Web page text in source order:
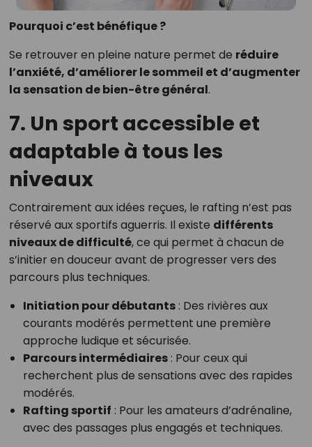
Pourquoi c’est bénéfique ?
Se retrouver en pleine nature permet de réduire
l’anxiété, d’améliorer le sommeil et d’augmenter
la sensation de bien-être général.
7. Un sport accessible et
adaptable à tous les
niveaux
Contrairement aux idées reçues, le rafting n’est pas
réservé aux sportifs aguerris. Il existe différents
niveaux de difficulté, ce qui permet à chacun de
s’initier en douceur avant de progresser vers des
parcours plus techniques.
Initiation pour débutants: Des rivières aux
courants modérés permettent une première
approche ludique et sécurisée.
Parcours intermédiaires: Pour ceux qui
recherchent plus de sensations avec des rapides
modérés.
Rafting sportif : Pour les amateurs d’adrénaline,
avec des passages plus engagés et techniques.